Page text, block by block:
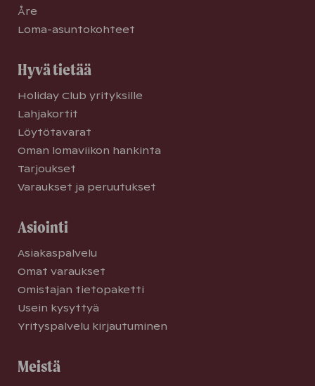
Åre
Loma-asuntokohteet
Hyvä tietää
Holiday Club yrityksille
Lahjakortit
Löytötavarat
Oman lomaviikon hankinta
Tarjoukset
Varaukset ja peruutukset
Asiointi
Asiakaspalvelu
Omat varaukset
Omistajan tietopaketti
Usein kysyttyä
Yrityspalvelu kirjautuminen
Meistä